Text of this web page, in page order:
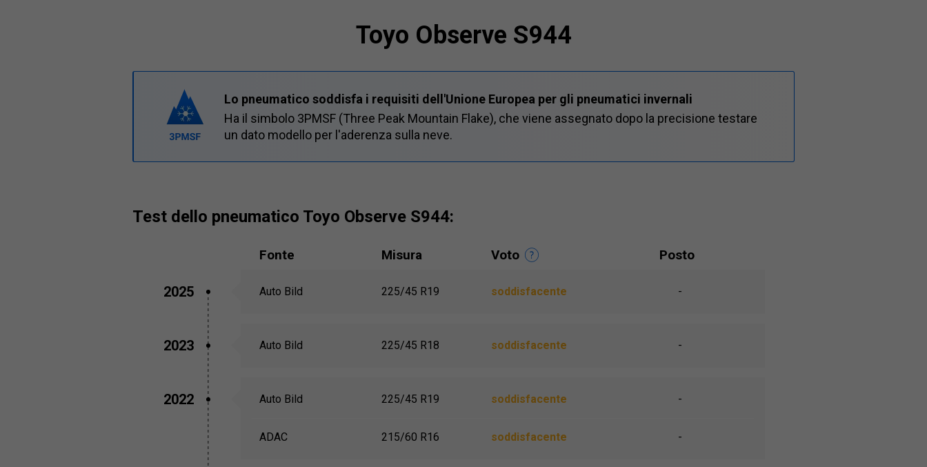
Toyo Observe S944
Lo pneumatico soddisfa i requisiti dell'Unione Europea per gli pneumatici invernali
Ha il simbolo 3PMSF (Three Peak Mountain Flake), che viene assegnato dopo la precisione testare
un dato modello per l'aderenza sulla neve.
test dello pneumatico Toyo Observe S944:
Fonte Misura Voto Posto
2025 Auto Bild 225/45 R19 soddisfacente -
2023 Auto Bild 225/45 R18 soddisfacente -
2022 Auto Bild 225/45 R19 soddisfacente -
ADAC 215/60 R16 soddisfacente -